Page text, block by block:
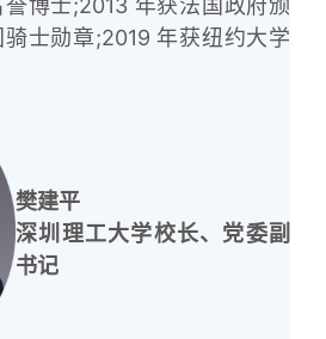
博士;2013 年获法国政府颁
士勋章;2019 年获纽约大学
樊建平
深圳理工大学校长、党委副
书记